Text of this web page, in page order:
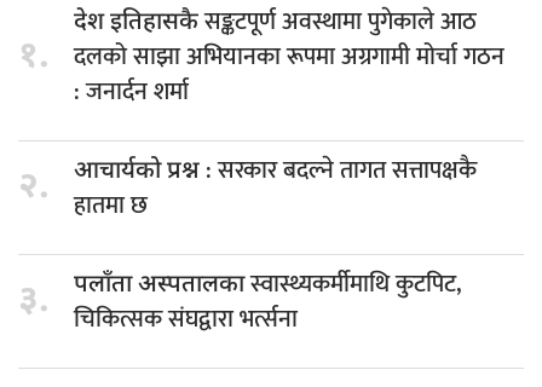
१.
देश इतिहासकैसङ्कटपूर्ण अवस्थामा पुगेकाले आठ
दलको साझा अभियानका रूपमा अग्रगामी मोर्चा गठन
: जनार्दन शर्मा
२. आचार्यको प्रश्न : सरकार बदल्ने तागत सत्तापक्षकै
हातमा छ
३. पलाँता अस्पतालकास्वास्थ्यकर्मीमाथि कुटपिट,
चिकित्सक संघद्वारा भर्त्सना